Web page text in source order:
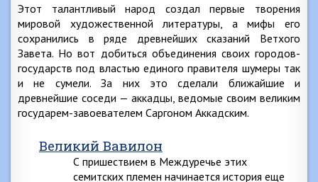
Этот талантливый народ создал первые творения
мировой художественной литературы, а мифы его
сохранились в ряде древнейших сказаний Ветхого
Завета. Но вот добиться объединения своих городов-
государств под властью единого правителя шумеры так
и не сумели. За них это сделали ближайшие и
древнейшие соседи — аккадцы, ведомые своим великим
государем-завоевателем Саргоном Аккадским.
Великий Вавилон
С пришествием в Междуречье этих
семитских племен начинается история еще